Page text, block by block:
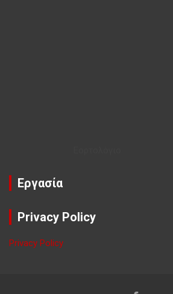
Εργασία
Privacy Policy
Privacy Policy